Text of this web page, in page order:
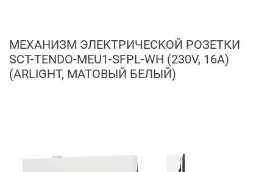
МЕХАНИЗМ ЭЛЕКТРИЧЕСКОЙ РОЗЕТКИ
SCT-TENDO-MEU1-SFPL-WH (230V, 16A)
(ARLIGHT, МАТОВЫЙ БЕЛЫЙ)